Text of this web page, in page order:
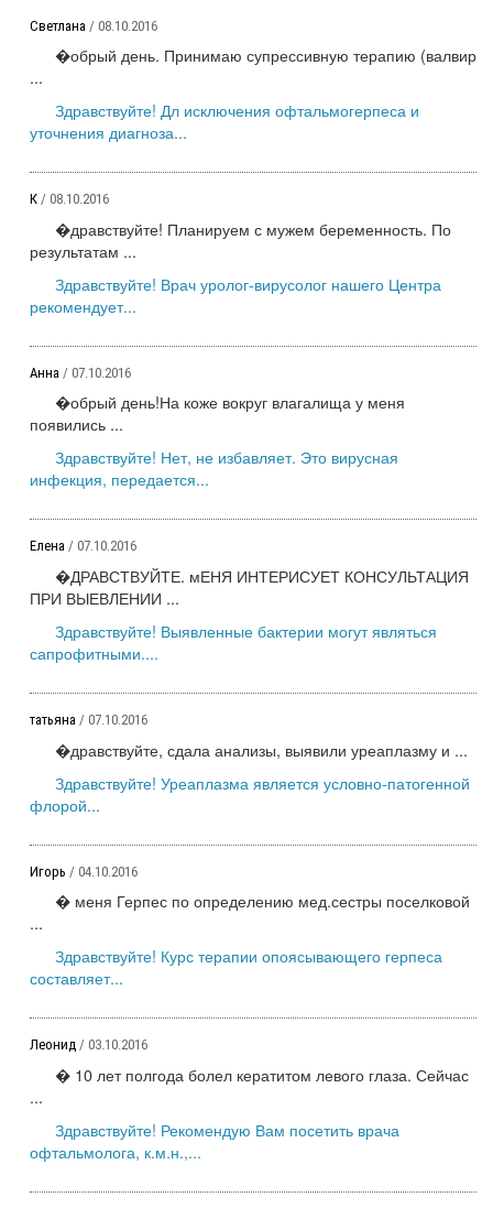
Светлана / 08.10.2016
�обрый день. Принимаю супрессивную терапию (валвир
...
Здравствуйте! Дл исключения офтальмогерпеса и
уточнения диагноза...
К / 08.10.2016
�дравствуйте! Планируем с мужем беременность. По
результатам ...
Здравствуйте! Врач уролог-вирусолог нашего Центра
рекомендует...
Анна / 07.10.2016
�обрый день!На коже вокруг влагалища у меня
появились ...
Здравствуйте! Нет, не избавляет. Это вирусная
инфекция, передается...
Елена / 07.10.2016
�ДРАВСТВУЙТЕ. мЕНЯ ИНТЕРИСУЕТ КОНСУЛЬТАЦИЯ
ПРИ ВЫЕВЛЕНИИ ...
Здравствуйте! Выявленные бактерии могут являться
сапрофитными....
татьяна / 07.10.2016
�дравствуйте, сдала анализы, выявили уреаплазму и ...
Здравствуйте! Уреаплазма является условно-патогенной
флорой...
Игорь / 04.10.2016
� меня Герпес по определению мед.сестры поселковой
...
Здравствуйте! Курс терапии опоясывающего герпеса
составляет...
Леонид / 03.10.2016
� 10 лет полгода болел кератитом левого глаза. Сейчас
...
Здравствуйте! Рекомендую Вам посетить врача
офтальмолога, к.м.н.,...